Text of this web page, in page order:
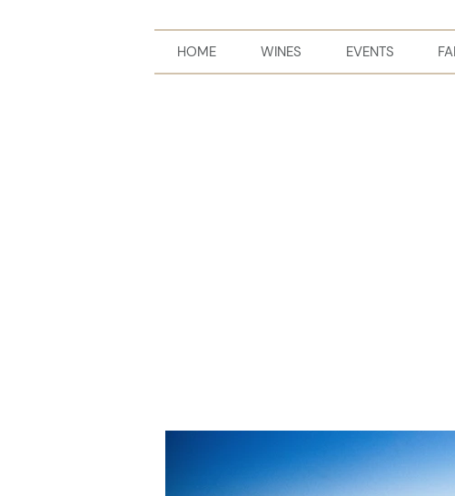
HOME WINES EVENTS